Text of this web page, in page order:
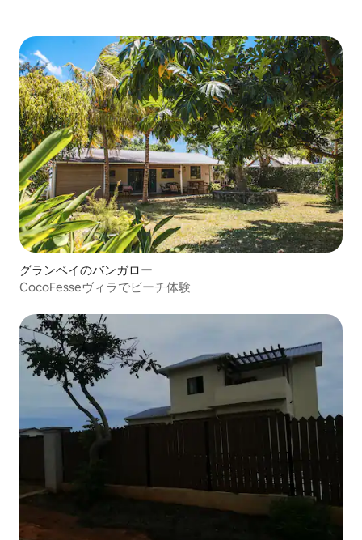
グランベイのバンガロー
CocoFesseヴィラでビーチ体験